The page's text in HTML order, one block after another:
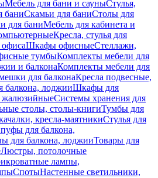
Мебель для бани и сауныСтулья,
баниСкамьи для баниСтолы для
для баниМебель для кабинета и
Кресла, стулья для
Шкафы офисныеСтеллажи,
тумбыКомплекты мебели для
и балконаКомплекты мебели для
для балконаКресла подвесные,
балкона, лоджииШкафы для
Системы хранения для
столы, столы-книгиТумбы для
кресла-маятникиСтулья для
для балкона,
для балкона, лоджииТовары для
Люстры, потолочные
лампы,
СпотыНастенные светильники,